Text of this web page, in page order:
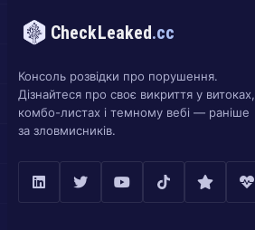
CheckLeaked.cc
Консоль розвідки про порушення.
Дізнайтеся про своє викриття у витоках,
комбо-листах і темному вебі — раніше
за зловмисників.